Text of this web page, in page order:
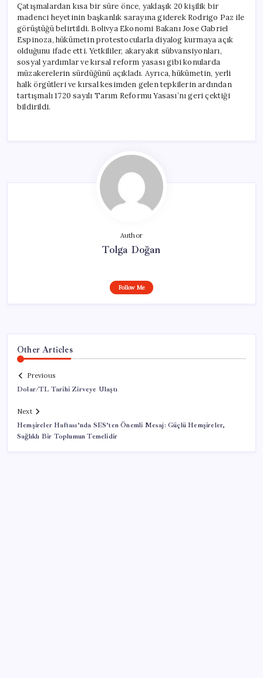
Çatışmalardan kısa bir süre önce, yaklaşık 20 kişilik bir
madenci heyetinin başkanlık sarayına giderek Rodrigo Paz ile
görüştüğü belirtildi. Bolivya Ekonomi Bakanı Jose Gabriel
Espinoza, hükümetin protestocularla diyalog kurmaya açık
olduğunu ifade etti. Yetkililer, akaryakıt sübvansiyonları,
sosyal yardımlar ve kırsal reform yasası gibi konularda
müzakerelerin sürdüğünü açıkladı. Ayrıca, hükümetin, yerli
halk örgütleri ve kırsal kesimden gelen tepkilerin ardından
tartışmalı 1720 sayılı Tarım Reformu Yasası’nı geri çektiği
bildirildi.
Author
Tolga Doğan
Follow Me
Other Articles
Previous
Dolar/TL Tarihi Zirveye Ulaştı
Next
Hemşireler Haftası’nda SES’ten Önemli Mesaj: Güçlü Hemşireler,
Sağlıklı Bir Toplumun Temelidir